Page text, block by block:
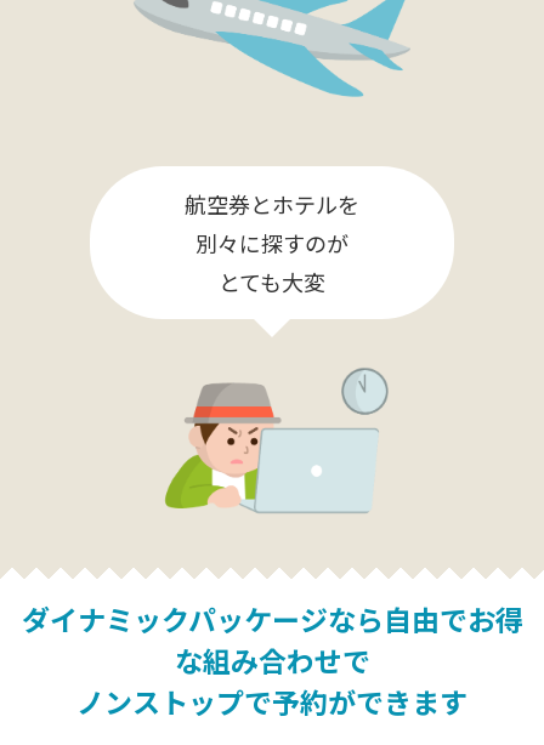
航空券とホテルを
別々に探すのが
とても大変
ダイナミックパッケージなら自由でお得
な組み合わせで
ノンストップで予約ができます